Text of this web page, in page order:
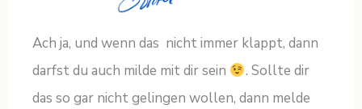
Ach ja, und wenn das nicht immer klappt, dann
darfst du auch milde mit dir sein
. Sollte dir
das so gar nicht gelingen wollen, dann melde